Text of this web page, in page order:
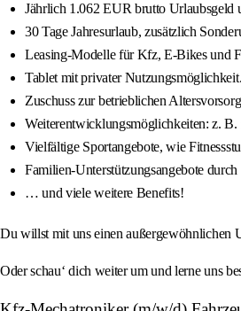
Jährlich 1.062 EUR brutto Urlaubsgeld
30 Tage Jahresurlaub, zusätzlich
Leasing-Modelle für Kfz, E-Bikes und
Tablet mit privater Nutzungsmöglichkeit.
Zuschuss zur betrieblichen
Weiterentwicklungsmöglichkeiten: z.
Vielfältige Sportangebote, wie
Familien-Unterstützungsangebote
… und viele weitere Benefits!
Du willst mit uns einen außergewöhnlichen
Oder schau‘ dich weiter um und lerne uns